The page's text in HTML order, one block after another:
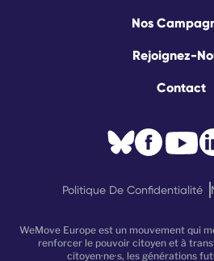
Nos
Rejoignez-
Contact
WeMove Europe est un mouvement qui
renforcer le pouvoir citoyen et à
citoyen·ne·s, les générations
Politique De Confidentialité